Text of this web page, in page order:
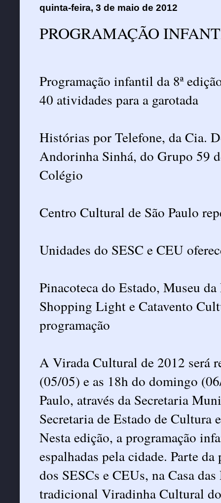
quinta-feira, 3 de maio de 2012
PROGRAMAÇÃO
Programação infantil da 8ª
40 atividades para a garotada
Histórias por Telefone, da Cia.
Andorinha Sinhá, do Grupo 59
Colégio
Centro Cultural de São Paulo
Unidades do SESC e CEU
Pinacoteca do Estado, Museu
Shopping Light e Catavento
programação
A Virada Cultural de 2012 será
(05/05) e as 18h do domingo
Paulo, através da Secretaria
Secretaria de Estado de Cultura
Nesta edição, a programação
espalhadas pela cidade. Parte
dos SESCs e CEUs, na Casa
tradicional Viradinha Cultural